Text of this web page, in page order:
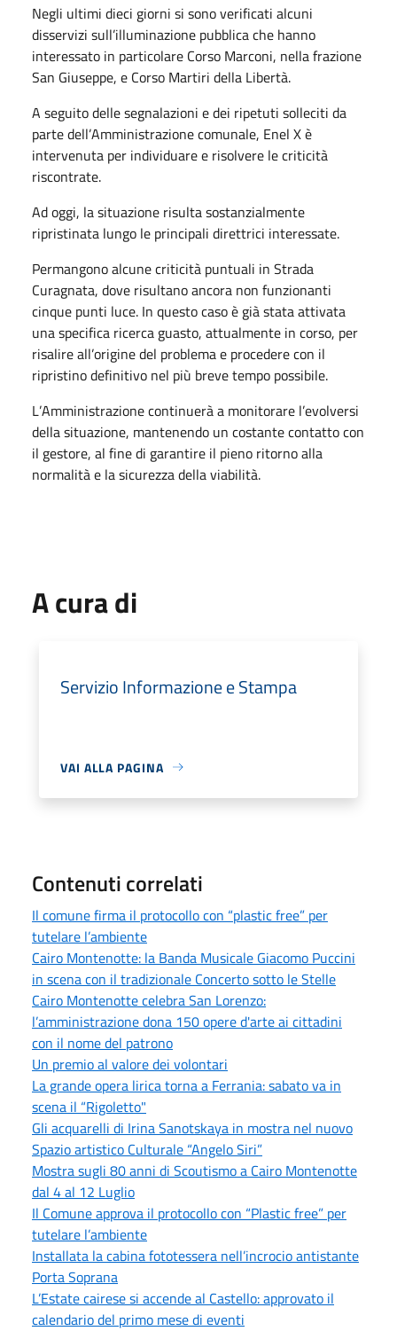
Negli ultimi dieci giorni si sono verificati alcuni
disservizi sull’illuminazione pubblica che hanno
interessato in particolare Corso Marconi, nella frazione
San Giuseppe, e Corso Martiri della Libertà.
A seguito delle segnalazioni e dei ripetuti solleciti da
parte dell’Amministrazione comunale, Enel X è
intervenuta per individuare e risolvere le criticità
riscontrate.
Ad oggi, la situazione risulta sostanzialmente
ripristinata lungo le principali direttrici interessate.
Permangono alcune criticità puntuali in Strada
Curagnata, dove risultano ancora non funzionanti
cinque punti luce. In questo caso è già stata attivata
una specifica ricerca guasto, attualmente in corso, per
risalire all’origine del problema e procedere con il
ripristino definitivo nel più breve tempo possibile.
L’Amministrazione continuerà a monitorare l’evolversi
della situazione, mantenendo un costante contatto con
il gestore, al fine di garantire il pieno ritorno alla
normalità e la sicurezza della viabilità.
A cura di
Servizio Informazione e Stampa
VAI ALLA PAGINA
Contenuti correlati
Il comune firma il protocollo con “plastic free” per
tutelare l’ambiente
Cairo Montenotte: la Banda Musicale Giacomo Puccini
in scena con il tradizionale Concerto sotto le Stelle
Cairo Montenotte celebra San Lorenzo:
l’amministrazione dona 150 opere d'arte ai cittadini
con il nome del patrono
Un premio al valore dei volontari
La grande opera lirica torna a Ferrania: sabato va in
scena il “Rigoletto"
Gli acquarelli di Irina Sanotskaya in mostra nel nuovo
Spazio artistico Culturale “Angelo Siri”
Mostra sugli 80 anni di Scoutismo a Cairo Montenotte
dal 4 al 12 Luglio
Il Comune approva il protocollo con “Plastic free” per
tutelare l’ambiente
Installata la cabina fototessera nell’incrocio antistante
Porta Soprana
L’Estate cairese si accende al Castello: approvato il
calendario del primo mese di eventi